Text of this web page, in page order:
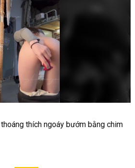
thích ngoáy bướm bằng chim